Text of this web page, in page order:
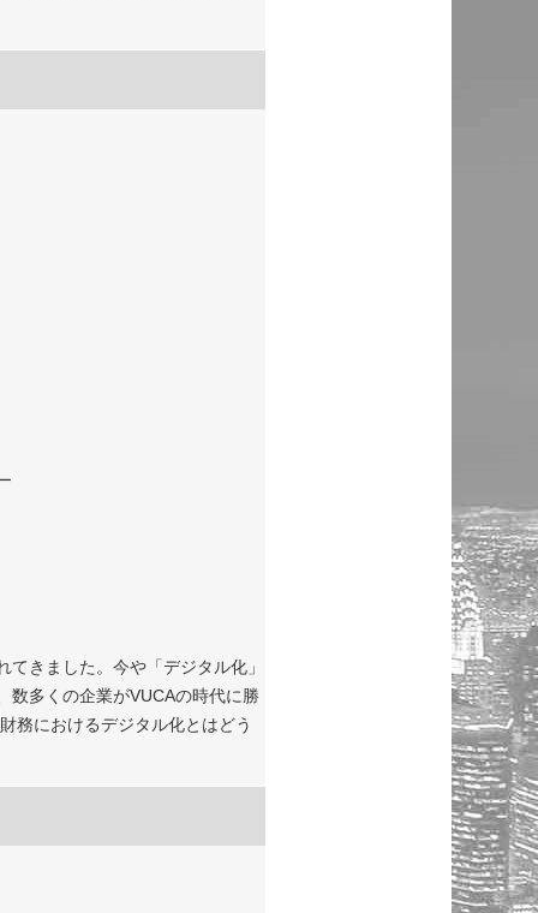
きました。今や「デジタル化」
数多くの企業がVUCAの時代に勝
務におけるデジタル化とはどう